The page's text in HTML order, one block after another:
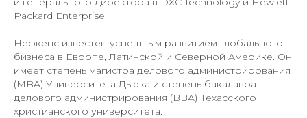
Packard Enterprise.
Нефкенс известен успешным развитием глобального
бизнеса в Европе, Латинской и Северной Америке. Он
имеет степень магистра делового администрирования
(MBA) Университета Дьюка и степень бакалавра
делового администрирования (BBA) Техасского
христианского университета.